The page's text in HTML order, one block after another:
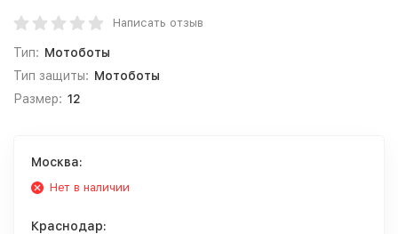
Написать отзыв
Тип: Мотоботы
Тип защиты: Мотоботы
Размер: 12
Москва:
Нет в наличии
Краснодар: